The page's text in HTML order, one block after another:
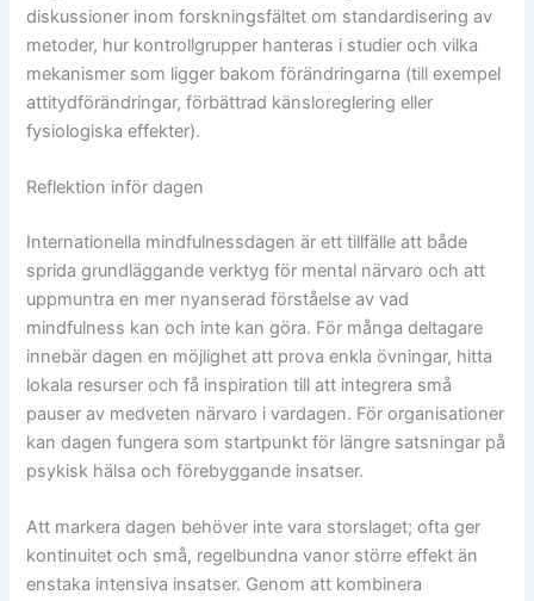
diskussioner inom forskningsfältet om standardisering av
metoder, hur kontrollgrupper hanteras i studier och vilka
mekanismer som ligger bakom förändringarna (till exempel
attitydförändringar, förbättrad känsloreglering eller
fysiologiska effekter).
Reflektion inför dagen
Internationella mindfulnessdagen är ett tillfälle att både
sprida grundläggande verktyg för mental närvaro och att
uppmuntra en mer nyanserad förståelse av vad
mindfulness kan och inte kan göra. För många deltagare
innebär dagen en möjlighet att prova enkla övningar, hitta
lokala resurser och få inspiration till att integrera små
pauser av medveten närvaro i vardagen. För organisationer
kan dagen fungera som startpunkt för längre satsningar på
psykisk hälsa och förebyggande insatser.
Att markera dagen behöver inte vara storslaget; ofta ger
kontinuitet och små, regelbundna vanor större effekt än
enstaka intensiva insatser. Genom att kombinera